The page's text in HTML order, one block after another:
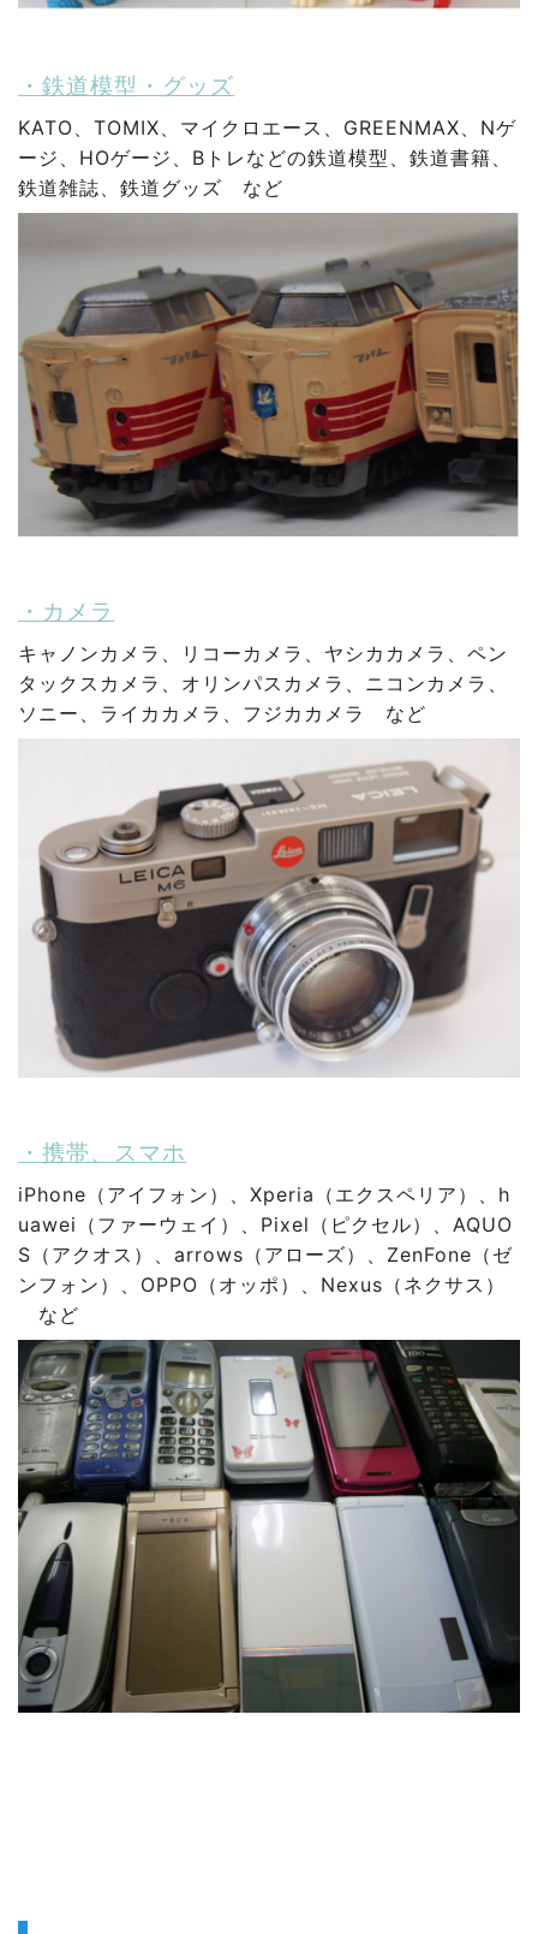
・鉄道模型・グッズ
KATO、TOMIX、マイクロエース、GREENMAX、Nゲ
ージ、HOゲージ、Bトレなどの鉄道模型、鉄道書籍、
鉄道雑誌、鉄道グッズ など
・カメラ
キャノンカメラ、リコーカメラ、ヤシカカメラ、ペン
タックスカメラ、オリンパスカメラ、ニコンカメラ、
ソニー、ライカカメラ、フジカカメラ など
・携帯、スマホ
iPhone（アイフォン）、Xperia（エクスペリア）、h
uawei（ファーウェイ）、Pixel（ピクセル）、AQUO
S（アクオス）、arrows（アローズ）、ZenFone（ゼ
ンフォン）、OPPO（オッポ）、Nexus（ネクサス）
など